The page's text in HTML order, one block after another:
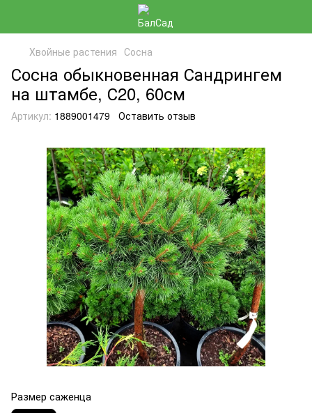
Хвойные растения Сосна
Сосна обыкновенная Сандрингем
на штамбе, С20, 60см
Артикул: 1889001479 Оставить отзыв
Размер саженца